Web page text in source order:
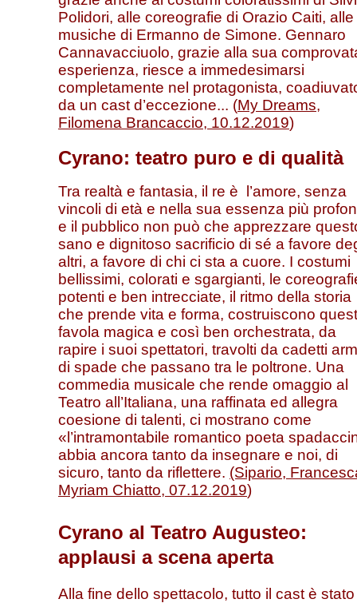
Polidori, alle coreografie di Orazio Caiti, alle
musiche di Ermanno de Simone. Gennaro
Cannavacciuolo, grazie alla sua
esperienza, riesce a immedesimarsi
completamente nel protagonista,
da un cast d’eccezione... (My Dreams,
Filomena Brancaccio, 10.12.2019)
Cyrano: teatro puro e di qualità
Tra realtà e fantasia, il re è l’amore, senza
vincoli di età e nella sua essenza più
e il pubblico non può che apprezzare
sano e dignitoso sacrificio di sé a favore
altri, a favore di chi ci sta a cuore. I costumi
bellissimi, colorati e sgargianti, le
potenti e ben intrecciate, il ritmo della storia
che prende vita e forma, costruiscono
favola magica e così ben orchestrata, da
rapire i suoi spettatori, travolti da cadetti
di spade che passano tra le poltrone. Una
commedia musicale che rende omaggio al
Teatro all’Italiana, una raffinata ed allegra
coesione di talenti, ci mostrano come
«l’intramontabile romantico poeta
abbia ancora tanto da insegnare e noi, di
sicuro, tanto da riflettere. (Sipario,
Myriam Chiatto, 07.12.2019)
Cyrano al Teatro Augusteo:
applausi a scena aperta
Alla fine dello spettacolo, tutto il cast è stato